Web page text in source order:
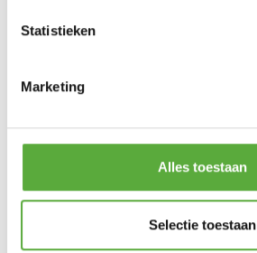
Statistieken
Marketing
Alles toestaan
Selectie toestaan